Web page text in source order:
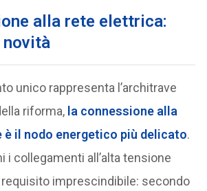
alla rete elettrica:
novità
unico rappresenta l’architrave
riforma, la connessione alla
è il nodo energetico più delicato.
i collegamenti all’alta tensione
imprescindibile: secondo